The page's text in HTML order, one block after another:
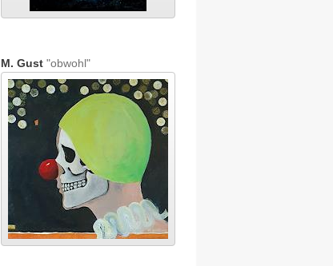
M. Gust"obwohl"